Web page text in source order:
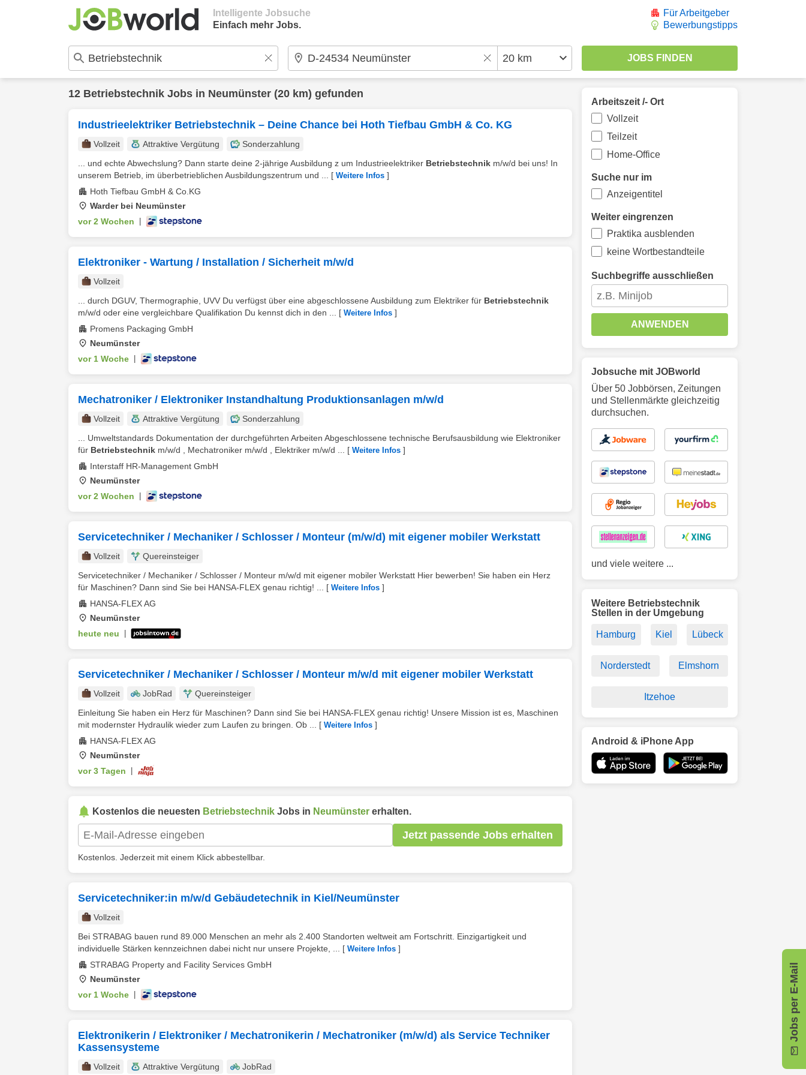
Intelligente Jobsuche
Einfach mehr Jobs.
Für Arbeitgeber
Bewerbungstipps
12 Betriebstechnik Jobs in Neumünster (20 km) gefunden
Industrieelektriker Betriebstechnik – Deine Chance bei Hoth Tiefbau GmbH & Co. KG
Vollzeit Attraktive Vergütung
Sonderzahlung
... und echte Abwechslung? Dann starte deine 2-jährige Ausbildung z um Industrieelektriker Betriebstechnik m/w/d bei uns! In
unserem Betrieb, im überbetrieblichen Ausbildungszentrum und ...
[ Weitere Infos ]
Hoth Tiefbau GmbH & Co.KG
Warder bei Neumünster
vor 2 Wochen
Elektroniker - Wartung / Installation / Sicherheit m/w/d
Vollzeit
... durch DGUV, Thermographie, UVV Du verfügst über eine abgeschlossene Ausbildung zum Elektriker für Betriebstechnik
m/w/d oder eine vergleichbare Qualifikation Du kennst dich in den ...
[ Weitere Infos ]
Promens Packaging GmbH
Neumünster
vor 1 Woche
Mechatroniker / Elektroniker Instandhaltung Produktionsanlagen m/w/d
Vollzeit Attraktive Vergütung
Sonderzahlung
... Umweltstandards Dokumentation der durchgeführten Arbeiten Abgeschlossene technische Berufsausbildung wie Elektroniker
für Betriebstechnik m/w/d , Mechatroniker m/w/d , Elektriker m/w/d ... [ Weitere Infos ]
Interstaff HR-Management GmbH
Neumünster
vor 2 Wochen
Servicetechniker / Mechaniker / Schlosser / Monteur (m/w/d) mit eigener mobiler Werkstatt
Vollzeit
Quereinsteiger
Servicetechniker / Mechaniker / Schlosser / Monteur m/w/d mit eigener mobiler Werkstatt Hier bewerben! Sie haben ein Herz
für Maschinen? Dann sind Sie bei HANSA-FLEX genau richtig! ...
[ Weitere Infos ]
HANSA-FLEX AG
Neumünster
heute neu
Servicetechniker / Mechaniker / Schlosser / Monteur m/w/d mit eigener mobiler Werkstatt
Vollzeit JobRad
Quereinsteiger
Einleitung Sie haben ein Herz für Maschinen? Dann sind Sie bei HANSA-FLEX genau richtig! Unsere Mission ist es, Maschinen
mit modernster Hydraulik wieder zum Laufen zu bringen. Ob ...
[ Weitere Infos ]
HANSA-FLEX AG
Neumünster
vor 3 Tagen
Kostenlos die neuesten Betriebstechnik Jobs in Neumünster erhalten.
Jetzt passende Jobs erhalten
Kostenlos. Jederzeit mit einem Klick abbestellbar.
Servicetechniker:in m/w/d Gebäudetechnik in Kiel/Neumünster
Vollzeit
Bei STRABAG bauen rund 89.000 Menschen an mehr als 2.400 Standorten weltweit am Fortschritt. Einzigartigkeit und
individuelle Stärken kennzeichnen dabei nicht nur unsere Projekte, ...
[ Weitere Infos ]
STRABAG Property and Facility Services GmbH
Neumünster
vor 1 Woche
Elektronikerin / Elektroniker / Mechatronikerin / Mechatroniker (m/w/d) als Service Techniker
Kassensysteme
Vollzeit Attraktive Vergütung
JobRad
Jobs per E-Mail
Arbeitszeit /- Ort
Vollzeit
Teilzeit
Home-Office
Suche nur im
Anzeigentitel
Weiter eingrenzen
Praktika ausblenden
keine Wortbestandteile
Suchbegriffe ausschließen
ANWENDEN
Jobsuche mit JOBworld
Über 50 Jobbörsen, Zeitungen
und Stellenmärkte gleichzeitig
durchsuchen.
und viele weitere ...
Weitere Betriebstechnik
Stellen in der Umgebung
Hamburg Kiel Lübeck
Norderstedt Elmshorn
Itzehoe
Android & iPhone App